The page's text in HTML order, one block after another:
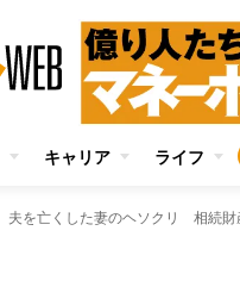
キャリア ライフ
夫を亡くした妻のヘソクリ 相続財